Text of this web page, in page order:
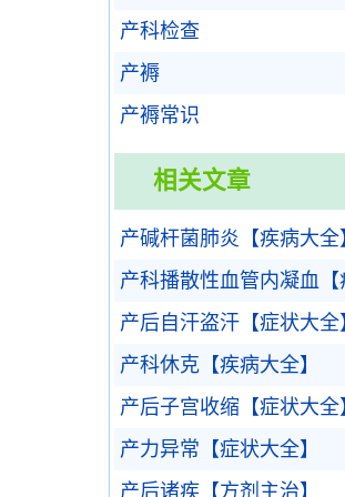
产科检查
产褥
产褥常识
相关文章
产碱杆菌肺炎【疾病大全
产科播散性血管内凝血【
产后自汗盗汗【症状大全
产科休克【疾病大全】
产后子宫收缩【症状大全
产力异常【症状大全】
产后诸疾【方剂主治】